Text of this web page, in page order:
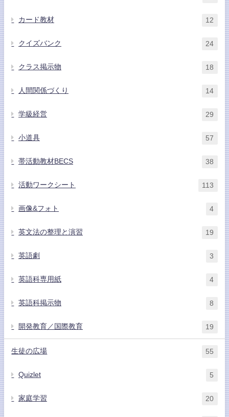
カード教材 12
クイズバンク 24
クラス掲示物 18
人間関係づくり 14
学級経営 29
小道具 57
帯活動教材BECS 38
活動ワークシート 113
画像&フォト 4
英文法の整理と演習 19
英語劇 3
英語科専用紙 4
英語科掲示物 8
開発教育／国際教育 19
生徒の広場 55
Quizlet 5
家庭学習 20